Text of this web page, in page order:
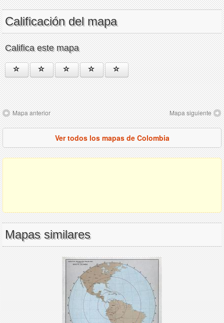
Calificación del mapa
Califica este mapa
Mapa anterior Mapa siguiente
Ver todos los mapas de Colombia
Mapas similares